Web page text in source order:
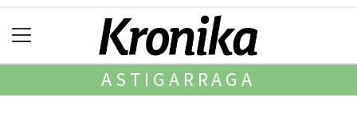
ASTIGARRAGA